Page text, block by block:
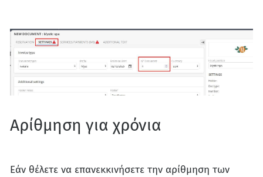
Αρίθμηση για χρόνια
Εάν θέλετε να επανεκκινήσετε την αρίθμηση των